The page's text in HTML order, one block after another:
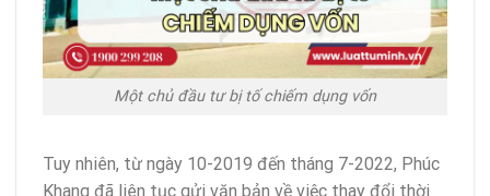
Một chủ đầu tư bị tố chiếm dụng vốn
Tuy nhiên, từ ngày 10-2019 đến tháng 7-2022, Phúc
Khang đã liên tục gửi văn bản về việc thay đổi thời